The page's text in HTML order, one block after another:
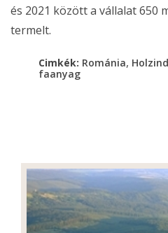
és 2021 között a vállalat 650
termelt.
Cimkék: Románia,
faanyag